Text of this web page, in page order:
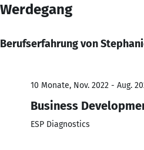
Werdegang
Berufserfahrung von
10 Monate, Nov. 2022 - Aug.
Business
ESP Diagnostics